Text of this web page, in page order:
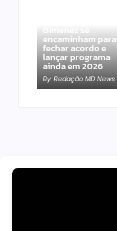
Gimenez se
encaminham para
fechar acordo e
lançar programa
ainda em 2026
By Redação MD News